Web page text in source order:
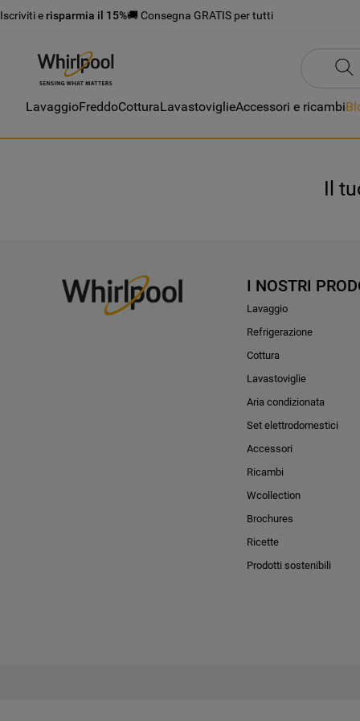
Iscriviti e risparmia il 15%🚚 Consegna GRATIS per tutti
LavaggioFreddoCotturaLavastoviglieAccessori e ricambi
Il
I NOSTRI
Lavaggio
Refrigerazione
Cottura
Lavastoviglie
Aria condizionata
Set elettrodomestici
Accessori
Ricambi
Wcollection
Brochures
Ricette
Prodotti sostenibili